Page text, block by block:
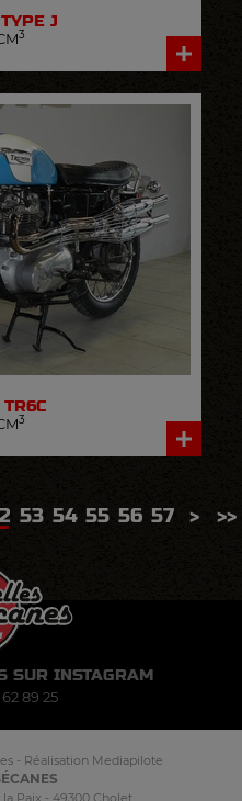
J
3
TR6C
3
53 54 55 56 57 > >>
SUR INSTAGRAM
89 25
- Réalisation Mediapilote
Paix - 49300 Cholet